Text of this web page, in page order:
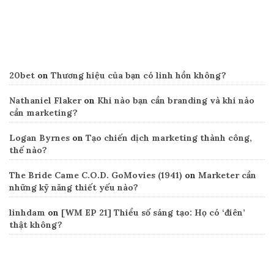
20bet on Thương hiệu của bạn có linh hồn không?
Nathaniel Flakeron Khi nào bạn cần branding và khi nào
cần marketing?
Logan Byrnes on Tạo chiến dịch marketing thành công,
thế nào?
The Bride Came C.O.D. GoMovies (1941) on Marketer cần
những kỹ năng thiết yếu nào?
linhdam on [WM EP 21] Thiểu số sáng tạo: Họ có ‘điên’
thật không?